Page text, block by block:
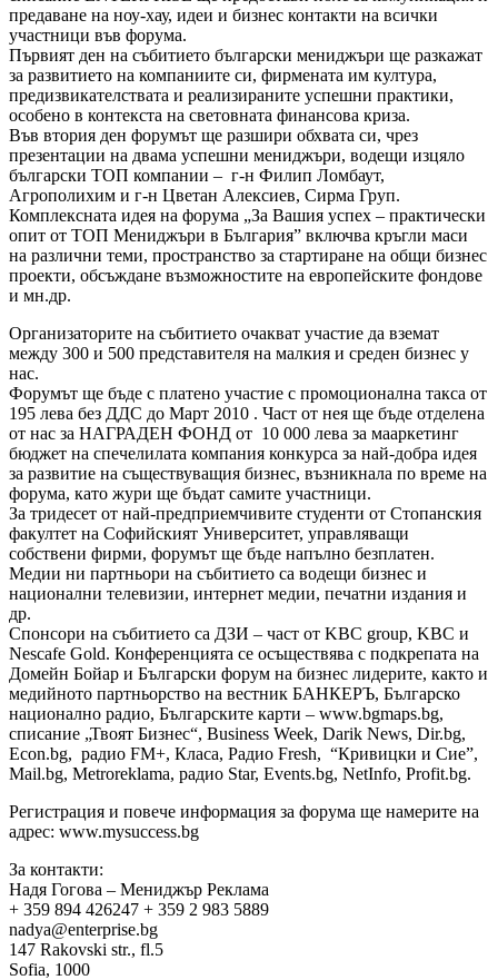
предаване на ноу-хау, идеи и бизнес контакти на всички
участници във форума.
Първият ден на събитието български мениджъри ще разкажат
за развитието на компаниите си, фирмената им култура,
предизвикателствата и реализираните успешни практики,
особено в контекста на световната финансова криза.
Във втория ден форумът ще разшири обхвата си, чрез
презентации на двама успешни мениджъри, водещи изцяло
български ТОП компании – г-н Филип Ломбаут,
Агрополихим и г-н Цветан Алексиев, Сирма Груп.
Комплексната идея на форума „За Вашия успех – практически
опит от ТОП Мениджъри в България” включва кръгли маси
на различни теми, пространство за стартиране на общи бизнес
проекти, обсъждане възможностите на европейските фондове
и мн.др.
Организаторите на събитието очакват участие да вземат
между 300 и 500 представителя на малкия и среден бизнес у
нас.
Форумът ще бъде с платено участие с промоционална такса от
195 лева без ДДС до Март 2010 . Част от нея ще бъде отделена
от нас за НАГРАДЕН ФОНД от 10 000 лева за мааркетинг
бюджет на спечелилата компания конкурса за най-добра идея
за развитие на съществуващия бизнес, възникнала по време на
форума, като жури ще бъдат самите участници.
За тридесет от най-предприемчивите студенти от Стопанския
факултет на Софийският Университет, управляващи
собствени фирми, форумът ще бъде напълно безплатен.
Медии ни партньори на събитието са водещи бизнес и
национални телевизии, интернет медии, печатни издания и
др.
Спонсори на събитието са ДЗИ – част от KBC group, KBC и
Nescafe Gold. Конференцията се осъществява с подкрепата на
Домейн Бойар и Български форум на бизнес лидерите, както и
медийното партньорство на вестник БАНКЕРЪ, Българско
национално радио, Българските карти – www.bgmaps.bg,
списание „Твоят Бизнес“, Business Week, Darik News, Dir.bg,
Econ.bg, радио FM+, Класа, Радио Fresh, “Кривицки и Сие”,
Mail.bg, Metroreklama, радио Star, Events.bg, NetInfo, Profit.bg.
Регистрация и повече информация за форума ще намерите на
адрес: www.mysuccess.bg
За контакти:
Надя Гогова – Мениджър Реклама
+ 359 894 426247 + 359 2 983 5889
nadya@enterprise.bg
147 Rakovski str., fl.5
Sofia, 1000